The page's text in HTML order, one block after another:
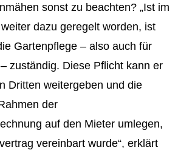
sonst zu beachten? „Ist im
dazu geregelt worden, ist
Gartenpflege – also auch für
zuständig. Diese Pflicht kann er
Dritten weitergeben und die
der
auf den Mieter umlegen,
vereinbart wurde“, erklärt